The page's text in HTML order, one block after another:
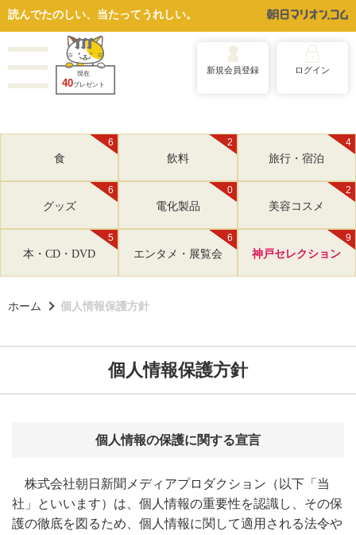
読んでたのしい、当たってうれしい。
現在
40プレゼント
新規会員登録 ログイン
6
食
2
飲料
4
旅行・宿泊
6
グッズ
0
電化製品
2
美容コスメ
5
本・CD・DVD
6
エンタメ・展覧会
9
神戸セレクション
ホーム 個人情報保護方針
個人情報保護方針
個人情報の保護に関する宣言
株式会社朝日新聞メディアプロダクション（以下「当
社」といいます）は、個人情報の重要性を認識し、その保
護の徹底を図るため、個人情報に関して適用される法令や